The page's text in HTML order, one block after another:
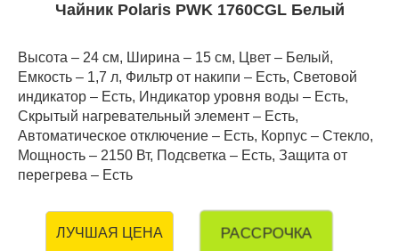
Чайник Polaris PWK 1760CGL Белый
Высота – 24 см, Ширина – 15 см, Цвет – Белый,
Емкость – 1,7 л, Фильтр от накипи – Есть, Световой
индикатор – Есть, Индикатор уровня воды – Есть,
Скрытый нагревательный элемент – Есть,
Автоматическое отключение – Есть, Корпус – Стекло,
Мощность – 2150 Вт, Подсветка – Есть, Защита от
перегрева – Есть
ЛУЧШАЯ ЦЕНА РАССРОЧКА